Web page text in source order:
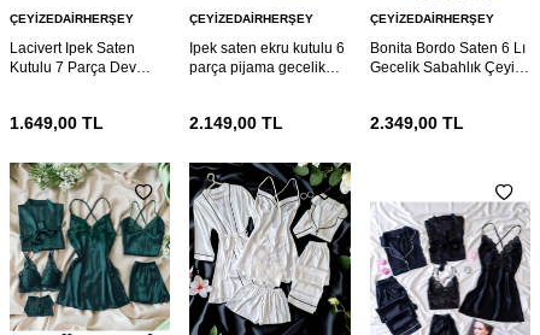
ÇEYIZEDAIRHERŞEY
Lacivert Ipek Saten
Kutulu 7 Parça Dev
1.649,00 TL
ÇEYIZEDAIRHERŞEY
Ipek saten ekru kutulu 6
parça pijama gecelik
2.149,00 TL
ÇEYIZEDAIRHERŞEY
Bonita Bordo Saten 6 Lı
Gecelik Sabahlık Çeyiz
2.349,00TL